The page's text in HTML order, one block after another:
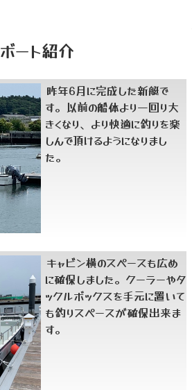
ボート紹介
昨年6月に完成した新艇で
す。以前の船体より一回り大
きくなり、より快適に釣りを楽
しんで頂けるようになりまし
た。
キャビン横のスペースも広め
に確保しました。クーラーやタ
ックルボックスを手元に置いて
も釣りスペースが確保出来ま
す。